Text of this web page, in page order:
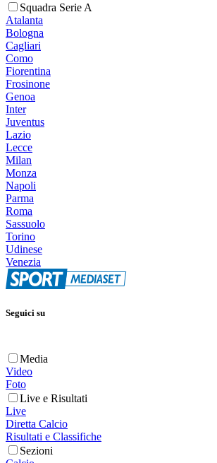
Squadra Serie A
Atalanta
Bologna
Cagliari
Como
Fiorentina
Frosinone
Genoa
Inter
Juventus
Lazio
Lecce
Milan
Monza
Napoli
Parma
Roma
Sassuolo
Torino
Udinese
Venezia
Seguici su
Media
Video
Foto
Live e Risultati
Live
Diretta Calcio
Risultati e Classifiche
Sezioni